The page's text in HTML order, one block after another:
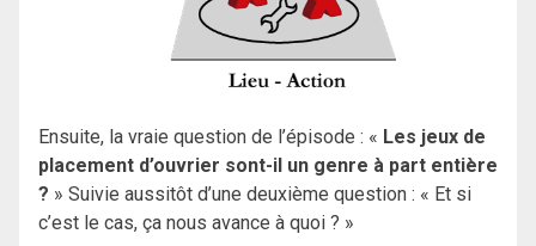
Ensuite, la vraie question de l’épisode : « Les jeux de
placement d’ouvrier sont-il un genre à part entière
? » Suivie aussitôt d’une deuxième question : « Et si
c’est le cas, ça nous avance à quoi ? »